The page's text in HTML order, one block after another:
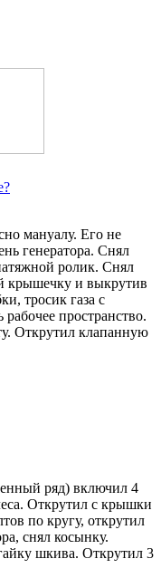
мануалу. Его не
генератора. Снял
ролик. Снял
крышечку и выкрутив
тросик газа с
пространство.
Открутил клапанную
ряд) включил 4
Открутил с крышки
по кругу, открутил
снял косынку.
шкива. Открутил 3